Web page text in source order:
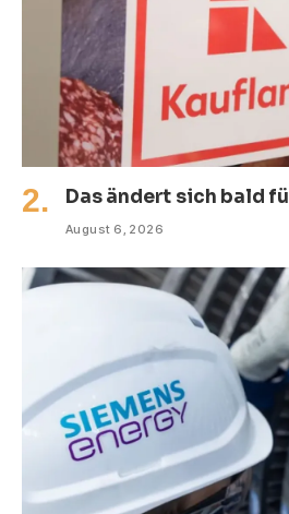
Das ändert sich bald
August 6, 2026